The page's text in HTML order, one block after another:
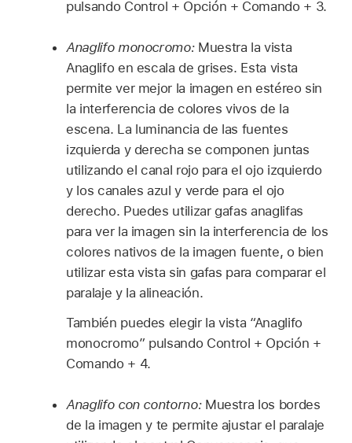
pulsando Control + Opción + Comando + 3.
Anaglifo monocromo:Muestra la vista
Anaglifo en escala de grises. Esta vista
permite ver mejor la imagen en estéreo sin
la interferencia de colores vivos de la
escena. La luminancia de las fuentes
izquierda y derecha se componen juntas
utilizando el canal rojo para el ojo izquierdo
y los canales azul y verde para el ojo
derecho. Puedes utilizar gafas anaglifas
para ver la imagen sin la interferencia de los
colores nativos de la imagen fuente, o bien
utilizar esta vista sin gafas para comparar el
paralaje y la alineación.
También puedes elegir la vista “Anaglifo
monocromo” pulsando Control + Opción +
Comando + 4.
Anaglifo con contorno:Muestra los bordes
de la imagen y te permite ajustar el paralaje